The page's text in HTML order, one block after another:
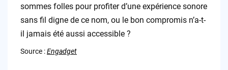
sommes folles pour profiter d’une expérience sonore
sans fil digne de ce nom, ou le bon compromis n’a-t-
il jamais été aussi accessible ?
Source :Engadget